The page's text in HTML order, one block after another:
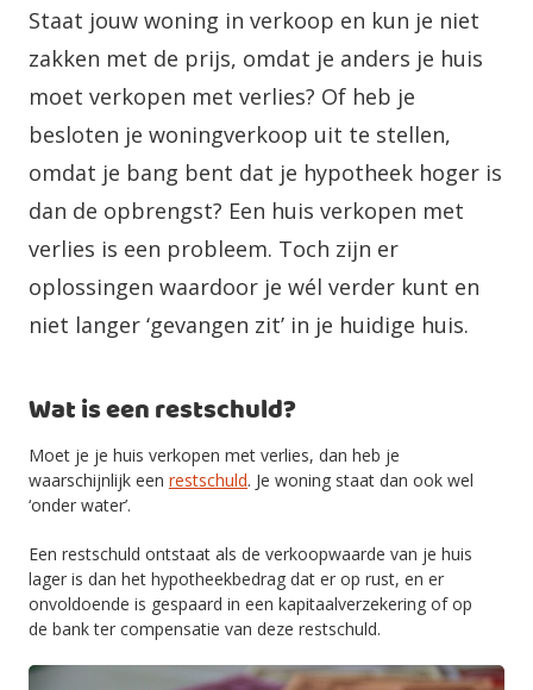
Staat jouw woning in verkoop en kun je niet
zakken met de prijs, omdat je anders je huis
moet verkopen met verlies? Of heb je
besloten je woningverkoop uit te stellen,
omdat je bang bent dat je hypotheek hoger is
dan de opbrengst? Een huis verkopen met
verlies is een probleem. Toch zijn er
oplossingen waardoor je wél verder kunt en
niet langer ‘gevangen zit’ in je huidige huis.
Wat is een restschuld?
Moet je je huis verkopen met verlies, dan heb je
waarschijnlijk een restschuld. Je woning staat dan ook wel
‘onder water’.
Een restschuld ontstaat als de verkoopwaarde van je huis
lager is dan het hypotheekbedrag dat er op rust, en er
onvoldoende is gespaard in een kapitaalverzekering of op
de bank ter compensatie van deze restschuld.